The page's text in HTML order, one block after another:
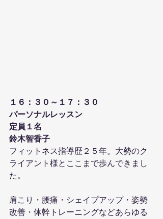
１６：３０～１７：３０
パーソナルレッスン
定員１名
鈴木智香子
フィットネス指導歴２５年。大勢のク
ライアント様とここまで歩んできまし
た。
肩こり・腰痛・シェイプアップ・姿勢
改善・体幹トレーニングなどあらゆる